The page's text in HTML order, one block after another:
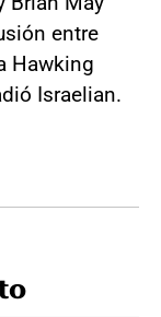
entre
Hawking
Israelian.